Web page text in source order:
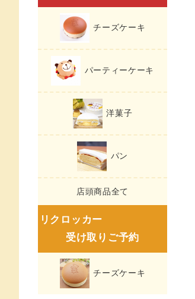
チーズケーキ
パーティーケーキ
洋菓子
パン
店頭商品全て
リクロッカー
受け取りご予約
チーズケーキ